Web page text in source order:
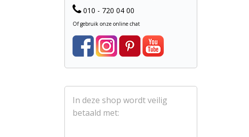
010 - 720 04 00
Of gebruik onze online chat
In deze shop wordt veilig
betaald met: